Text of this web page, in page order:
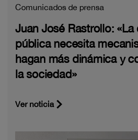
Comunicados de prensa
Juan José Rastrollo:
pública necesita
hagan más dinámica y
la sociedad»
Ver noticia